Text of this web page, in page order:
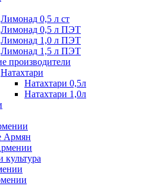
Лимонад 0,5 л ст
Лимонад 0,5 л ПЭТ
Лимонад 1,0 л ПЭТ
Лимонад 1,5 л ПЭТ
производители
Натахтари
Натахтари 0,5л
Натахтари 1,0л
Армян
культура